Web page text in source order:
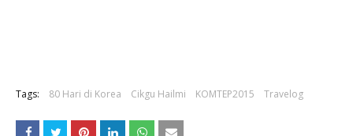
Tags: 80 Hari di Korea Cikgu Hailmi KOMTEP2015 Travelog